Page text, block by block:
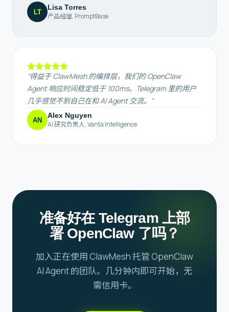
LT
Lisa Torres
产品经理, PromptBase
“得益于 ClawMesh 的编排层，我们的 OpenClaw
Agent 响应时间稳定低于 100ms。Telegram 里的用户
几乎感觉不到自己在和 AI Agent 交流。 ”
AN
Alex Nguyen
AI 研究负责人,Vanta Intelligence
准备好在 Telegram 上部
署 OpenClaw 了吗？
加入正在使用 ClawMesh 托管 OpenClaw
AI Agent 的团队。几分钟内即可开始，无
需信用卡。